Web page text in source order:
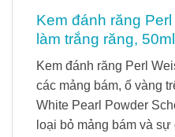
Kem đánh răng
làm trắng răng, 50ml
Kem đánh răng Perl
các mảng bám, ố vàng
White Pearl Powder
loại bỏ mảng bám và